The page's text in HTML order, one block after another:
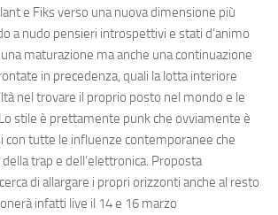
e Fiks verso una nuova dimensione più
a nudo pensieri introspettivi e stati d’animo
maturazione ma anche una continuazione
in precedenza, quali la lotta interiore
nel trovare il proprio posto nel mondo e le
stile è prettamente punk che ovviamente è
con tutte le influenze contemporanee che
trap e dell’elettronica. Proposta
di allargare i propri orizzonti anche al resto
infatti live il 14 e 16 marzo